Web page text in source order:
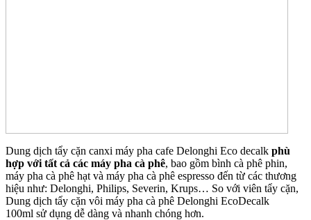
Dung dịch tẩy cặn canxi máy pha cafe Delonghi Eco decalk phù
hợp với tất cả các máy pha cà phê, bao gồm bình cà phê phin,
máy pha cà phê hạt và máy pha cà phê espresso đến từ các thương
hiệu như: Delonghi, Philips, Severin, Krups… So với viên tẩy cặn,
Dung dịch tẩy cặn vôi máy pha cà phê Delonghi EcoDecalk
100ml sử dụng dễ dàng và nhanh chóng hơn.